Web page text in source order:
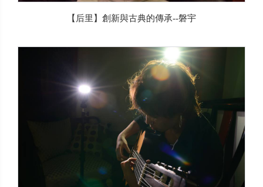
【后里】創新與古典的傳承--磐宇